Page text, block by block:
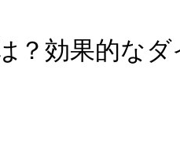
？効果的な